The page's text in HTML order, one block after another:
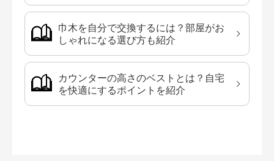
巾木を自分で交換するには？部屋がお
しゃれになる選び方も紹介
カウンターの高さのベストとは？自宅
を快適にするポイントを紹介